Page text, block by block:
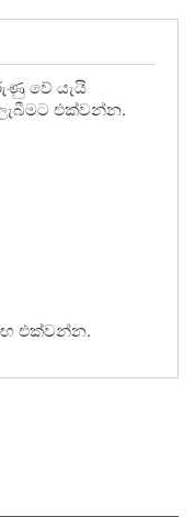
වේ යැයි
එක්වන්න.
එක්වන්න.